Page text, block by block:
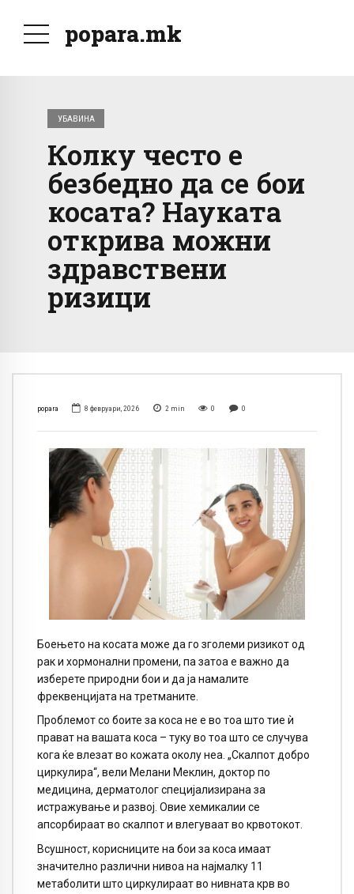
popara.mk
УБАВИНА
Колку често е
безбедно да се бои
косата? Науката
открива можни
здравствени
ризици
popara 8 февруари, 2026 2 min 0 0
Боењето на косата може да го зголеми ризикот од
рак и хормонални промени, па затоа е важно да
изберете природни бои и да ја намалите
фреквенцијата на третманите.
Проблемот со боите за коса не е во тоа што тие ѝ
прават на вашата коса – туку во тоа што се случува
кога ќе влезат во кожата околу неа. „Скалпот добро
циркулира“, вели Мелани Меклин, доктор по
медицина, дерматолог специјализирана за
истражување и развој. Овие хемикалии се
апсорбираат во скалпот и влегуваат во крвотокот.
Всушност, корисниците на бои за коса имаат
значително различни нивоа на најмалку 11
метаболити што циркулираат во нивната крв во